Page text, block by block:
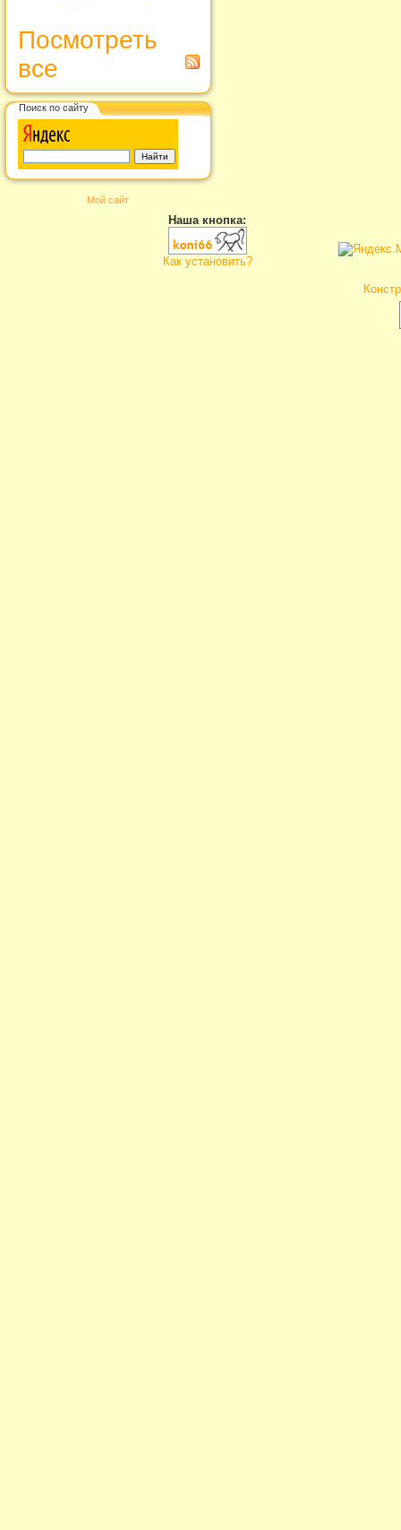
Посмотреть
все
Поиск по сайту
Мой сайт
Наша кнопка:
Как установить?